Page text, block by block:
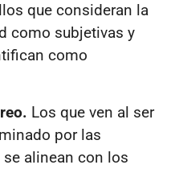
que consideran la
como subjetivas y
como
Los que ven al ser
por las
alinean con los